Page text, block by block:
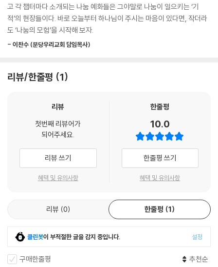
--- p.164
우리가 드릴 때, 우리의 마음은 인간의 창조 목적인 한 분 그리스도와 영원
보여 주는 영적 온도계 정도가 아니라는 의미다(어느 정도 그렇기는 하지
변화시키는 능력을 가진 영적 온도 조절 창치다. 온도 조절 장치는 단순히
온도만 측정하는 것이 아니라 실제로 그것을 변화시켜 조절을 한다. 마찬
을 바꾸게 만든다.
--- p.266
나눔은 그것을 받는 사람의 삶을 변화시키므로 이것만으로도 나누어야 할
충분한 이유가 된다. 아울러 나눔은 나누는 사람의 마음을 다시 집중시켜
천국에 투자하게 함으로써 삶을 아름답고 풍요롭게 만든다. 이렇게 함으로
써 나눔은 하나님께서 우리를 위해 의도하신 멋진 삶을 살아갈 수 있는 힘
다는 더 큰 즐거움을 누리는 것이다. 가장 큰 즐거움은 그리스도를 따르는
것이며, 이 모든 좋은 것들을 주신 하나님 안에서 기쁨을 발견하는 것이다.
고 각 챕터마다 소개되는 나눔 예화들은 그야말로 나눔이 일으키는 ‘기
적’의 현장들이다. 바로 오늘부터 하나님이 주시는 마음이 있다면, 작더라
도 ‘나눔의 모험’을 시작해 보자.
- 이찬수 (분당우리교회 담임목사)
리뷰/한줄평 1
리뷰
첫번째 리뷰어가
되어주세요.
리뷰 쓰기
혜택 및 유의사항
한줄평
10.0
한줄평 쓰기
혜택 및 유의사항
리뷰 0 한줄평 1
클린봇이 부적절한 글을 감지 중입니다. 설정
구매한줄평 추천순